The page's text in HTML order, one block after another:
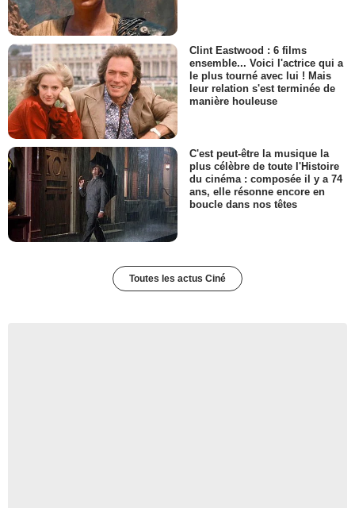
Clint Eastwood : 6 films
ensemble... Voici l'actrice qui a
le plus tourné avec lui ! Mais
leur relation s'est terminée de
manière houleuse
C'est peut-être la musique la
plus célèbre de toute l'Histoire
du cinéma : composée il y a 74
ans, elle résonne encore en
boucle dans nos têtes
Toutes les actus Ciné